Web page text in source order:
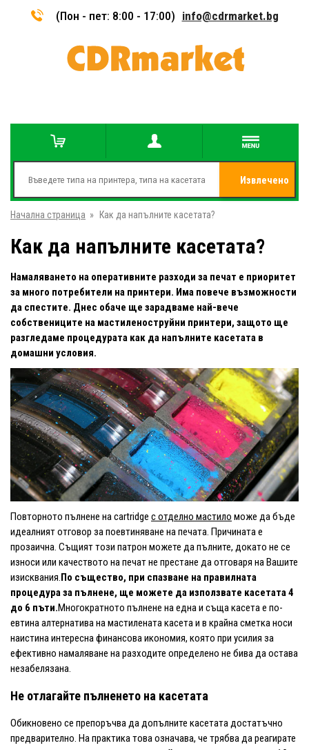
(Пон - пет: 8:00 - 17:00) info@cdrmarket.bg
Извлечено
Начална страница » Как да напълните касетата?
Как да напълните касетата?
Намаляването на оперативните разходи за печат е приоритет
за много потребители на принтери. Има повече възможности
да спестите. Днес обаче ще зарадваме най-вече
собствениците на мастиленоструйни принтери, защото ще
разгледаме процедурата как да напълните касетата в
домашни условия.
Повторното пълнене на cartridge с отделно мастило може да бъде
идеалният отговор за поевтиняване на печата. Причината е
прозаична. Същият този патрон можете да пълните, докато не се
износи или качеството на печат не престане да отговаря на Вашите
изисквания. По същество, при спазване на правилната
процедура за пълнене, ще можете да използвате касетата 4
до 6 пъти.Многократното пълнене на една и съща касета е по-
евтина алтернатива на мастилената касета и в крайна сметка носи
наистина интересна финансова икономия, която при усилия за
ефективно намаляване на разходите определено не бива да остава
незабелязана.
Не отлагайте пълненето на касетата
Обикновено се препоръчва да допълните касетата достатъчно
предварително. На практика това означава, че трябва да реагирате